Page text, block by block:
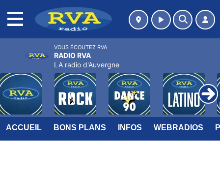
ACCUEIL BONS PLANS INFOS WEBRADIOS
VOUS ÉCOUTEZ RVA
RADIO RVA
LA radio d'Auvergne